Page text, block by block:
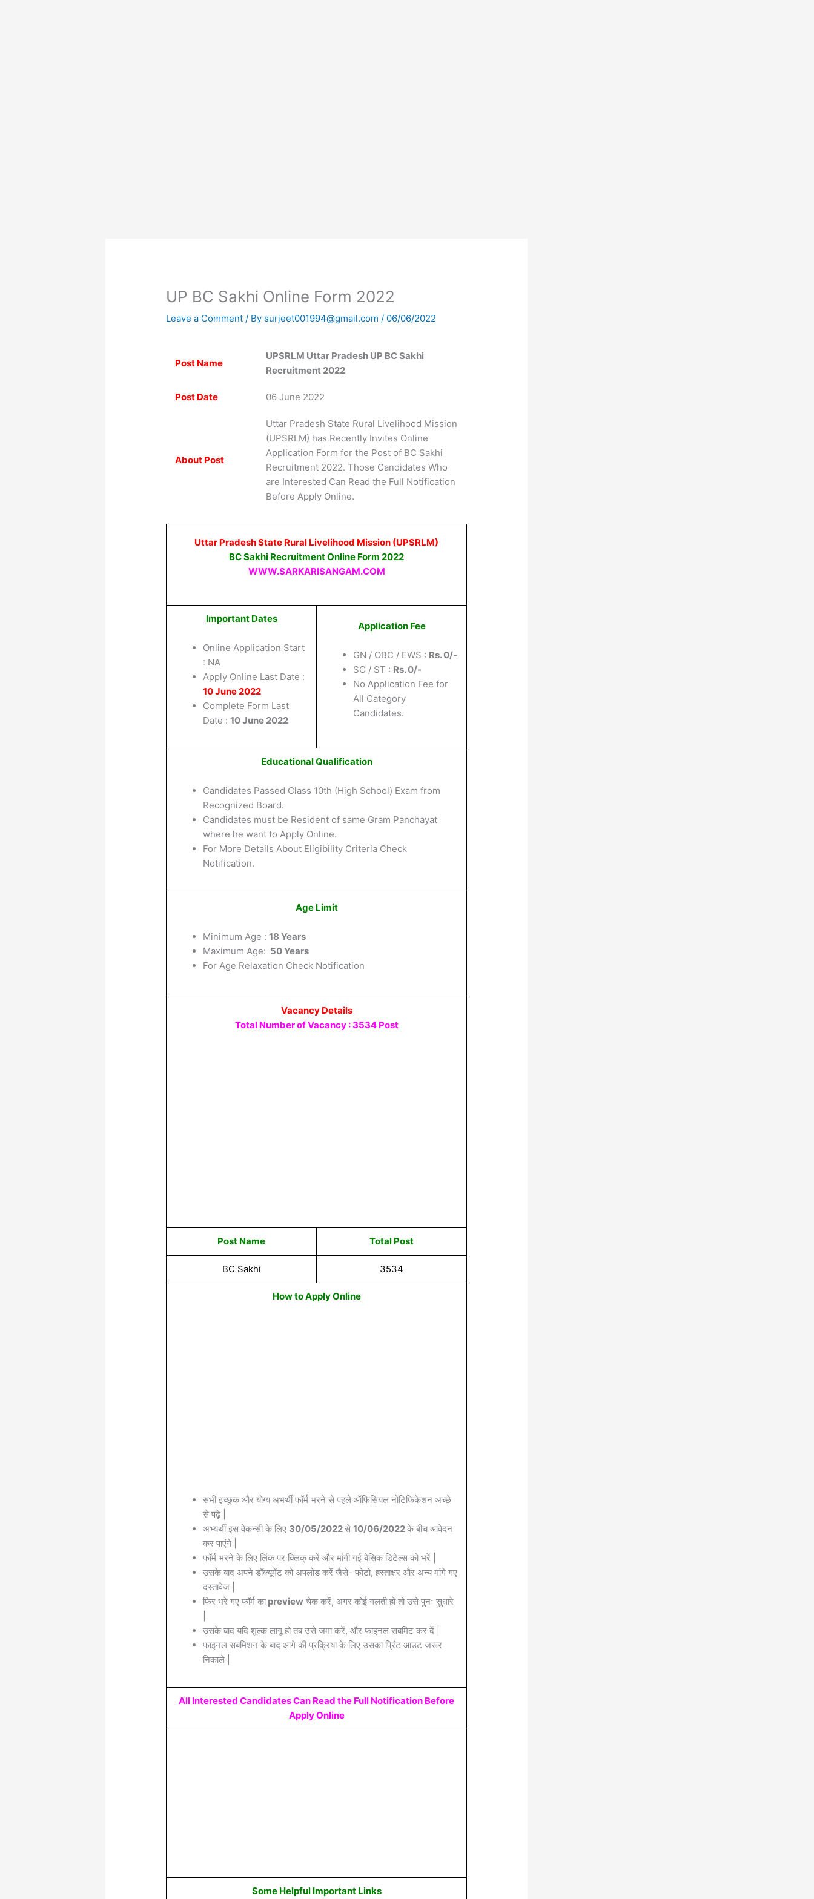
UP BC Sakhi Online Form 2022
Leave a Comment / By surjeet001994@gmail.com/ 06/06/2022
Post Name
UPSRLM Uttar Pradesh UP BC Sakhi
Recruitment 2022
Post Date 06 June 2022
About Post
Uttar Pradesh State Rural Livelihood Mission
(UPSRLM) has Recently Invites Online
Application Form for the Post of BC Sakhi
Recruitment 2022. Those Candidates Who
are Interested Can Read the Full Notification
Before Apply Online.
Uttar Pradesh State Rural Livelihood Mission (UPSRLM)
BC Sakhi Recruitment Online Form 2022
WWW.SARKARISANGAM.COM
Important Dates
Online Application Start
: NA
Apply Online Last Date :
10 June 2022
Complete Form Last
Date :10 June 2022
Application Fee
GN / OBC / EWS : Rs. 0/-
SC / ST : Rs. 0/-
No Application Fee for
All Category
Candidates.
Educational Qualification
Candidates Passed Class 10th (High School) Exam from
Recognized Board.
Candidates must be Resident of same Gram Panchayat
where he want to Apply Online.
For More Details About Eligibility Criteria Check
Notification.
Age Limit
Minimum Age :18 Years
Maximum Age: 50 Years
For Age Relaxation Check Notification
Vacancy Details
Total Number of Vacancy : 3534 Post
Post Name Total Post
BC Sakhi 3534
How to Apply Online
सभी इच्छुक और योग्य अभर्थी फॉर्म भरने से पहले ऑफिसियल नोटिफिकेशन अच्छे
से पढ़े |
अभ्यर्थी इस वेकन्सी के लिए 30/05/2022से10/06/2022के बीच आवेदन
कर पाएंगे |
फॉर्म भरने के लिए लिंक पर क्लिक् करें और मांगी गई बेसिक डिटेल्स को भरें |
उसके बाद अपने डॉक्यूमेंट को अपलोड करें जैसे- फोटो, हस्ताक्षर और अन्य मांगे गए
दस्तावेज |
फिर भरे गए फॉर्म काpreview चेक करें, अगर कोई गलती हो तो उसे पुनः सुधारे
उसके बाद यदि शुल्क लागू हो तब उसे जमा करें, और फाइनल सबमिट कर दें |
फाइनल सबमिशन के बाद आगे की प्रक्रिया के लिए उसका प्रिंट आउट जरूर
निकाले |
All Interested Candidates Can Read the Full Notification Before
Apply Online
Some Helpful Important Links